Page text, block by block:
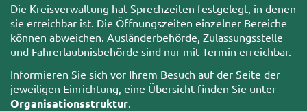
Die Kreisverwaltung hat Sprechzeiten festgelegt, in denen
sie erreichbar ist. Die Öffnungszeiten einzelner Bereiche
können abweichen. Ausländerbehörde, Zulassungsstelle
und Fahrerlaubnisbehörde sind nur mit Termin erreichbar.
Informieren Sie sich vor Ihrem Besuch auf der Seite der
jeweiligen Einrichtung, eine Übersicht finden Sie unter
Organisationsstruktur